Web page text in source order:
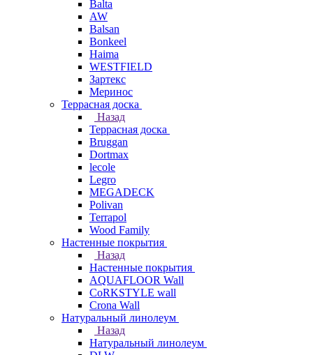
Balta
AW
Balsan
Bonkeel
Haima
WESTFIELD
Зартекс
Меринос
Террасная доска
Назад
Террасная доска
Bruggan
Dortmax
lecole
Legro
MEGADECK
Polivan
Terrapol
Wood Family
Настенные покрытия
Назад
Настенные покрытия
AQUAFLOOR Wall
CoRKSTYLE wall
Crona Wall
Натуральный линолеум
Назад
Натуральный линолеум